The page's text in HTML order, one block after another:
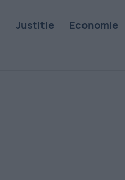
Justitie Economie